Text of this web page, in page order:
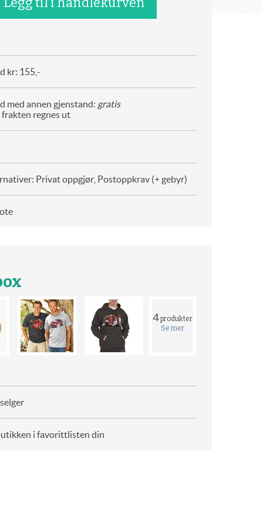
kr: 155,-
med annen gjenstand: gratis
regnes ut
Privat oppgjør, Postoppkrav (+ gebyr)
4produkter
Se mer
i favorittlisten din